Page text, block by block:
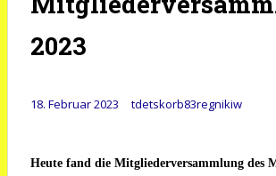
2023
18. Februar 2023 tdetskorb83regnikiw
Heute fand die Mitgliederversammlung des